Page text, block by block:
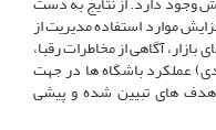
موارد استفاده مدیریت از
آگاهی از مخاطرات رقبا،
عملکرد باشگاه ها در جهت
های تبیین شده و پیشی